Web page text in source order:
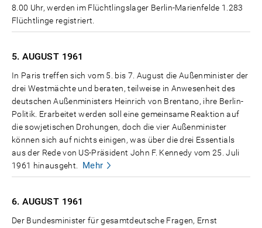
8.00 Uhr, werden im Flüchtlingslager Berlin-Marienfelde 1.283
Flüchtlinge registriert.
5. AUGUST 1961
In Paris treffen sich vom 5. bis 7. August die Außenminister der
drei Westmächte und beraten, teilweise in Anwesenheit des
deutschen Außenministers Heinrich von Brentano, ihre Berlin-
Politik. Erarbeitet werden soll eine gemeinsame Reaktion auf
die sowjetischen Drohungen, doch die vier Außenminister
können sich auf nichts einigen, was über die drei Essentials
aus der Rede von US-Präsident John F. Kennedy vom 25. Juli
1961 hinausgeht.
Mehr
6. AUGUST 1961
Der Bundesminister für gesamtdeutsche Fragen, Ernst